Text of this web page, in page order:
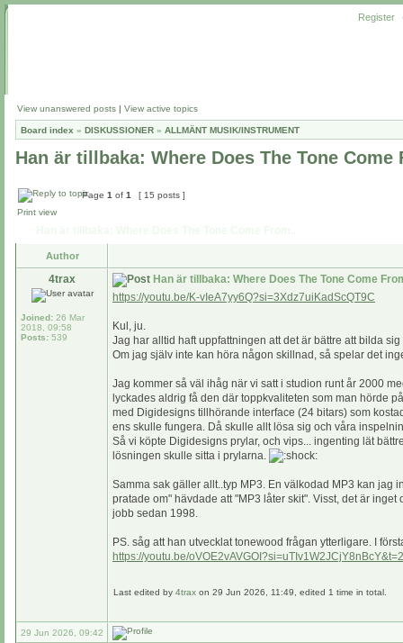
Register
View unanswered posts | View active topics
Board index » DISKUSSIONER » ALLMÄNT MUSIK/INSTRUMENT
Han är tillbaka: Where Does The Tone Come
Page 1 of 1
[ 15 posts ]
Print view
Author
4trax
Joined: 26 Mar
2018, 09:58
Posts: 539
Han är tillbaka: Where Does The Tone Come
https://youtu.be/K-vIeA7yy6Q?si=3Xdz7uiKadScQT9C
Kul, ju.
Jag har alltid haft uppfattningen att det är bättre att bilda
Om jag själv inte kan höra någon skillnad, så spelar det
Jag kommer så väl ihåg när vi satt i studion runt år 2000
lyckades aldrig få den där toppkvaliteten som man hörde
med Digidesigns tillhörande interface (24 bitars) som
ens skulle fungera. Då skulle allt lösa sig och våra
Så vi köpte Digidesigns prylar, och vips... ingenting lät
lösningen skulle sitta i prylarna.
Samma sak gäller allt..typ MP3. En välkodad MP3 kan jag
pratade om" hävdade att "MP3 låter skit". Visst, det är
jobb sedan 1998.
PS. såg att han utvecklat tonewood frågan ytterligare. I
https://youtu.be/
Last edited by 4trax on 29 Jun 2026, 11:49, edited 1 time in total.
29 Jun 2026, 09:42